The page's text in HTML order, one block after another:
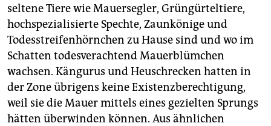
seltene Tiere wie Mauersegler, Grüngürteltiere,
hochspezialisierte Spechte, Zaunkönige und
Todesstreifenhörnchen zu Hause sind und wo im
Schatten todesverachtend Mauerblümchen
wachsen. Kängurus und Heuschrecken hatten in
der Zone übrigens keine Existenzberechtigung,
weil sie die Mauer mittels eines gezielten Sprungs
hätten überwinden können. Aus ähnlichen